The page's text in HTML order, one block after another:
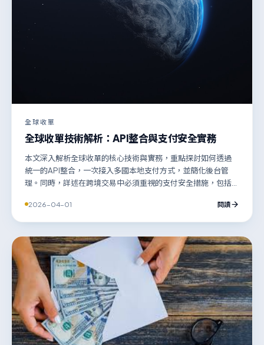
全球收單
全球收單技術解析：API整合與支付安全實務
本文深入解析全球收單的核心技術與實務，重點探討如何透過
統一的API整合，一次接入多國本地支付方式，並簡化後台管
理。同時，詳述在跨境交易中必須重視的支付安全措施，包括
市場時，既能提升支付成功率與客戶體驗，又能確保交易安全
2026-04-01 閱讀